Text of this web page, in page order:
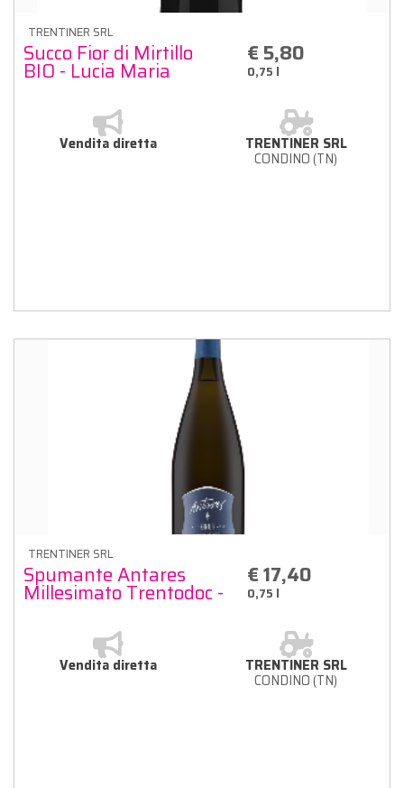
TRENTINER SRL
Succo Fior di Mirtillo
BIO - Lucia Maria
€ 5,80
0,75 l
Vendita diretta TRENTINER SRL
CONDINO (TN)
TRENTINER SRL
Spumante Antares
Millesimato Trentodoc -
€ 17,40
0,75 l
Vendita diretta TRENTINER SRL
CONDINO (TN)